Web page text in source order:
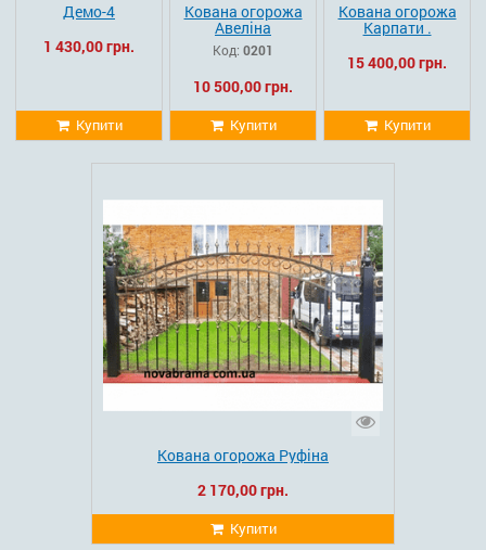
Демо-4
1 430,00 грн.
Купити
Кована огорожа
Авеліна
Код: 0201
10 500,00 грн.
Купити
Кована огорожа
Карпати .
15 400,00 грн.
Купити
Кована огорожа Руфіна
2 170,00 грн.
Купити